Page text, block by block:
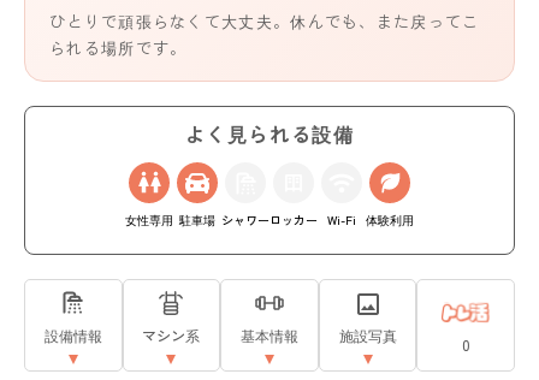
ひとりで頑張らなくて大丈夫。休んでも、また戻ってこ
られる場所です。
よく見られる設備
女性専用 駐車場 シャワー ロッカー Wi-Fi 体験利用
設備情報 マシン系 基本情報 施設写真 0